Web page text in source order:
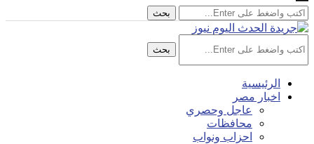
بحث
بحث
الرئيسية
اخبار مصر
عاجل وحصري
محافظات
احزاب ونواب